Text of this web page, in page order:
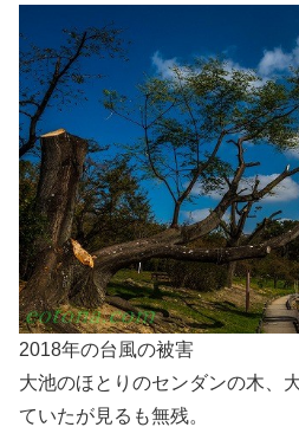
2018年の台風の被害
大池のほとりのセンダンの木、
ていたが見るも無残。